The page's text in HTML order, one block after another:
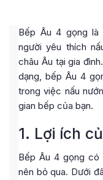
Bếp Âu 4 gọng là
người yêu thích
châu Âu tại gia
dạng, bếp Âu 4
trong việc nấu
gian bếp của bạn.
1. Lợi ích
Bếp Âu 4 gọng có
nên bỏ qua. Dưới